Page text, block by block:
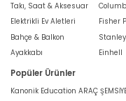
Takı, Saat & Aksesuar
Elektrikli Ev Aletleri
Bahçe & Balkon
Ayakkabı
Fisher
Stanley
Einhell
Popüler Ürünler
Kanonik Education ARAÇ